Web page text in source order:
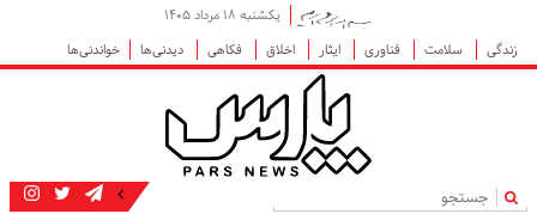
یکشنبه ۱۸ مرداد ۱۴۰۵
زندگی
سلامت فناوری ایثار اخلاق فکاهی دیدنی‌ها خواندنی‌ها
|